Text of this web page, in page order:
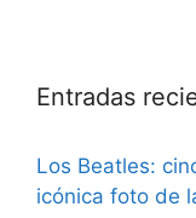
Entradas
Los Beatles:
icónica foto de